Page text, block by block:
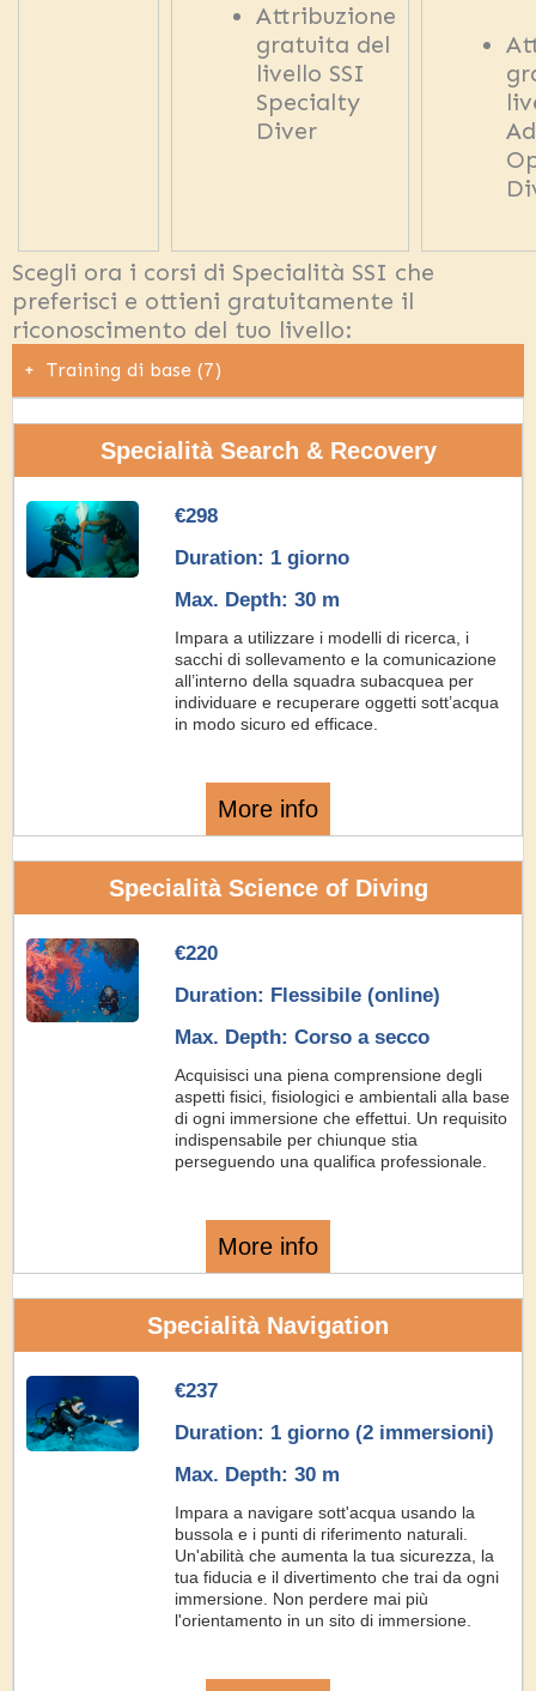
Attribuzione
gratuita del
livello SSI
Specialty
Diver
Scegli ora i corsi di Specialità SSI che
preferisci e ottieni gratuitamente il
riconoscimento del tuo livello:
+ Training di base (7)
Specialità Search & Recovery
€298
Duration: 1 giorno
Max. Depth: 30 m
Impara a utilizzare i modelli di ricerca, i
sacchi di sollevamento e la comunicazione
all’interno della squadra subacquea per
individuare e recuperare oggetti sott’acqua
in modo sicuro ed efficace.
More info
Specialità Science of Diving
€220
Duration: Flessibile (online)
Max. Depth: Corso a secco
Acquisisci una piena comprensione degli
aspetti fisici, fisiologici e ambientali alla base
di ogni immersione che effettui. Un requisito
indispensabile per chiunque stia
perseguendo una qualifica professionale.
More info
Specialità Navigation
€237
Duration: 1 giorno (2 immersioni)
Max. Depth: 30 m
Impara a navigare sott'acqua usando la
bussola e i punti di riferimento naturali.
Un'abilità che aumenta la tua sicurezza, la
tua fiducia e il divertimento che trai da ogni
immersione. Non perdere mai più
l'orientamento in un sito di immersione.